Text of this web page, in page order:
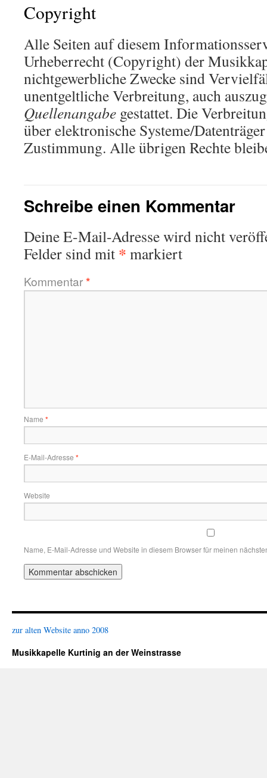
Copyright
Alle Seiten auf diesem
Urheberrecht (Copyright) der
nichtgewerbliche Zwecke sind
unentgeltliche Verbreitung, auch
Quellenangabe gestattet. Die
über elektronische Systeme/
Zustimmung. Alle übrigen Rechte
Schreibe einen Kommentar
Deine E-Mail-Adresse wird nicht
Felder sind mit * markiert
Kommentar*
Name *
E-Mail-Adresse *
Website
Name, E-Mail-Adresse und Website in diesem Browser für meinen
zur alten Website anno 2008
Musikkapelle Kurtinig an der Weinstrasse